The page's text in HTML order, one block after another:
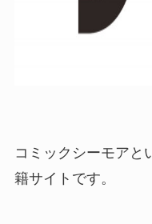
コミックシーモアと
籍サイトです。